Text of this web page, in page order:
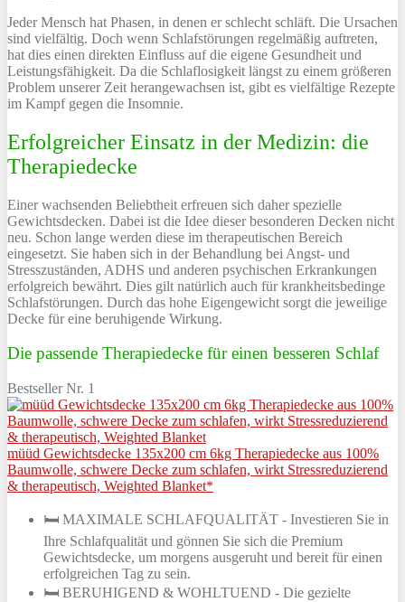
Jeder Mensch hat Phasen, in denen er schlecht schläft. Die Ursachen
sind vielfältig. Doch wenn Schlafstörungen regelmäßig auftreten,
hat dies einen direkten Einfluss auf die eigene Gesundheit und
Leistungsfähigkeit. Da die Schlaflosigkeit längst zu einem größeren
Problem unserer Zeit herangewachsen ist, gibt es vielfältige Rezepte
im Kampf gegen die Insomnie.
Erfolgreicher Einsatz in der Medizin: die
Therapiedecke
Einer wachsenden Beliebtheit erfreuen sich daher spezielle
Gewichtsdecken. Dabei ist die Idee dieser besonderen Decken nicht
neu. Schon lange werden diese im therapeutischen Bereich
eingesetzt. Sie haben sich in der Behandlung bei Angst- und
Stresszuständen, ADHS und anderen psychischen Erkrankungen
erfolgreich bewährt. Dies gilt natürlich auch für krankheitsbedinge
Schlafstörungen. Durch das hohe Eigengewicht sorgt die jeweilige
Decke für eine beruhigende Wirkung.
Die passende Therapiedecke für einen besseren Schlaf
Bestseller Nr. 1
müüd Gewichtsdecke 135x200 cm 6kg Therapiedecke aus 100%
Baumwolle, schwere Decke zum schlafen, wirkt Stressreduzierend
& therapeutisch, Weighted Blanket*
🛏️ MAXIMALE SCHLAFQUALITÄT - Investieren Sie in
Ihre Schlafqualität und gönnen Sie sich die Premium
Gewichtsdecke, um morgens ausgeruht und bereit für einen
erfolgreichen Tag zu sein.
🛏️ BERUHIGEND & WOHLTUEND - Die gezielte